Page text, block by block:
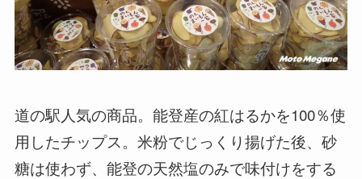
道の駅人気の商品。能登産の紅はるかを100％使
用したチップス。米粉でじっくり揚げた後、砂
糖は使わず、能登の天然塩のみで味付けをする